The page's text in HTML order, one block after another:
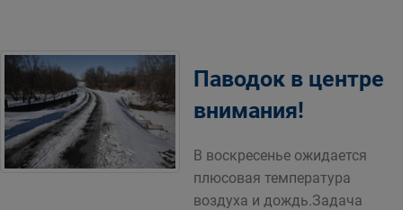
Паводок в центре
внимания!
В воскресенье ожидается
плюсовая температура
воздуха и дождь.Задача